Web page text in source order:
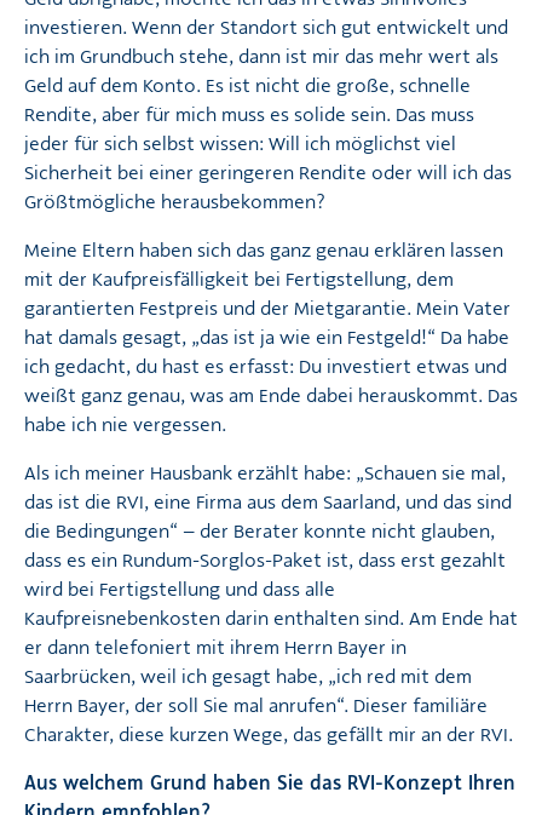
investieren. Wenn der Standort sich gut entwickelt und
ich im Grundbuch stehe, dann ist mir das mehr wert als
Geld auf dem Konto. Es ist nicht die große, schnelle
Rendite, aber für mich muss es solide sein. Das muss
jeder für sich selbst wissen: Will ich möglichst viel
Sicherheit bei einer geringeren Rendite oder will ich das
Größtmögliche herausbekommen?
Meine Eltern haben sich das ganz genau erklären lassen
mit der Kaufpreisfälligkeit bei Fertigstellung, dem
garantierten Festpreis und der Mietgarantie. Mein Vater
hat damals gesagt, „das ist ja wie ein Festgeld!“ Da habe
ich gedacht, du hast es erfasst: Du investiert etwas und
weißt ganz genau, was am Ende dabei herauskommt. Das
habe ich nie vergessen.
Als ich meiner Hausbank erzählt habe: „Schauen sie mal,
das ist die RVI, eine Firma aus dem Saarland, und das sind
die Bedingungen“ – der Berater konnte nicht glauben,
dass es ein Rundum-Sorglos-Paket ist, dass erst gezahlt
wird bei Fertigstellung und dass alle
Kaufpreisnebenkosten darin enthalten sind. Am Ende hat
er dann telefoniert mit ihrem Herrn Bayer in
Saarbrücken, weil ich gesagt habe, „ich red mit dem
Herrn Bayer, der soll Sie mal anrufen“. Dieser familiäre
Charakter, diese kurzen Wege, das gefällt mir an der RVI.
Aus welchem Grund haben Sie das RVI-Konzept Ihren